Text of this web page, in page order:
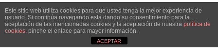
HAZTE SOCIA
¡Únete!
Este sitio web utiliza cookies para que usted tenga la mejor experiencia de
usuario. Si continúa navegando está dando su consentimiento para la
aceptación de las mencionadas cookies y la aceptación de nuestra política de
cookies, pinche el enlace para mayor información.
ACEPTAR